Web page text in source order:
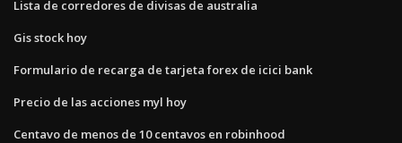
Lista de corredores de divisas de australia
Gis stock hoy
Formulario de recarga de tarjeta forex de icici bank
Precio de las acciones myl hoy
Centavo de menos de 10 centavos en robinhood